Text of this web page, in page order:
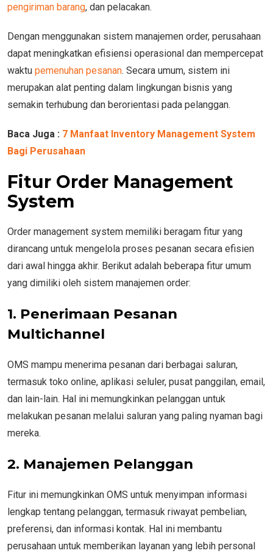
pengiriman barang, dan pelacakan.
Dengan menggunakan sistem manajemen order, perusahaan
dapat meningkatkan efisiensi operasional dan mempercepat
waktu pemenuhan pesanan. Secara umum, sistem ini
merupakan alat penting dalam lingkungan bisnis yang
semakin terhubung dan berorientasi pada pelanggan.
Baca Juga : 7 Manfaat Inventory Management System
Bagi Perusahaan
Fitur Order Management
System
Order management system memiliki beragam fitur yang
dirancang untuk mengelola proses pesanan secara efisien
dari awal hingga akhir. Berikut adalah beberapa fitur umum
yang dimiliki oleh sistem manajemen order:
1. Penerimaan Pesanan
Multichannel
OMS mampu menerima pesanan dari berbagai saluran,
termasuk toko online, aplikasi seluler, pusat panggilan, email,
dan lain-lain. Hal ini memungkinkan pelanggan untuk
melakukan pesanan melalui saluran yang paling nyaman bagi
mereka.
2. Manajemen Pelanggan
Fitur ini memungkinkan OMS untuk menyimpan informasi
lengkap tentang pelanggan, termasuk riwayat pembelian,
preferensi, dan informasi kontak. Hal ini membantu
perusahaan untuk memberikan layanan yang lebih personal